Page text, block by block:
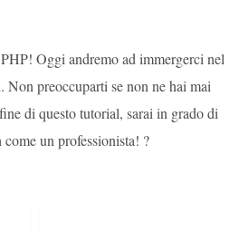
Oggi andremo ad immergerci nel
Non preoccuparti se non ne hai mai
di questo tutorial, sarai in grado di
un professionista! ?